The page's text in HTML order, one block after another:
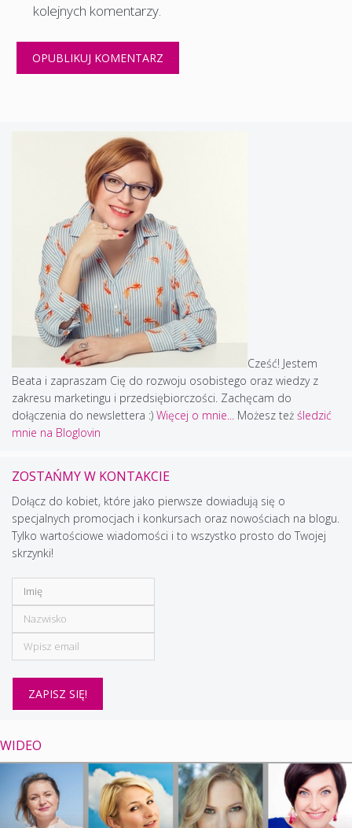
kolejnych komentarzy.
Cześć! Jestem
Beata i zapraszam Cię do rozwoju osobistego oraz wiedzy z
zakresu marketingu i przedsiębiorczości. Zachęcam do
dołączenia do newslettera :) Więcej o mnie... Możesz też śledzić
mnie na Bloglovin
ZOSTAŃMY W KONTAKCIE
Dołącz do kobiet, które jako pierwsze dowiadują się o
specjalnych promocjach i konkursach oraz nowościach na blogu.
Tylko wartościowe wiadomości i to wszystko prosto do Twojej
skrzynki!
WIDEO